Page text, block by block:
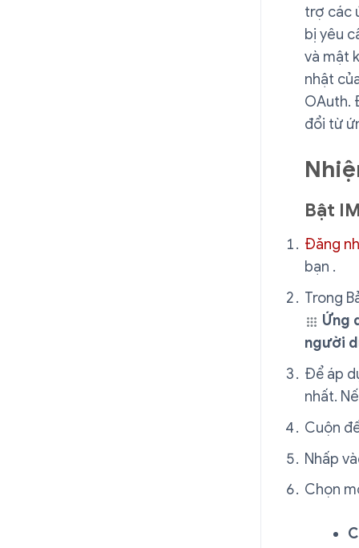
trợ các
bị yêu
và mật
nhật
OAuth.
đổi từ
Bật
Đăng
bạn .
Trong
Ứng
người
Để áp
nhất.
Cuộn
Nhấp
Chọn